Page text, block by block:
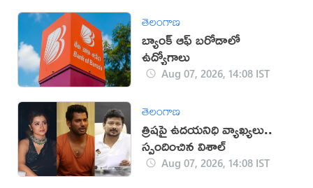
తెలంగాణ
బ్యాంక్ ఆఫ్ బరోడాలో
ఉద్యోగాలు
Aug 07, 2026, 14:08 IST
తెలంగాణ
త్రిషపై ఉదయనిధి వ్యాఖ్యలు..
స్పందించిన విశాల్
Aug 07, 2026, 14:08 IST